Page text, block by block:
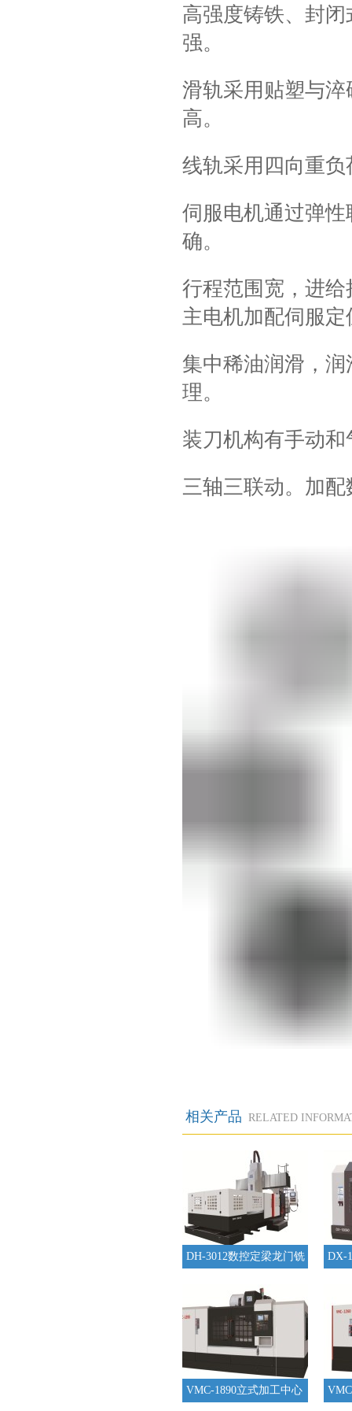
高强度铸铁、封
强。
滑轨采用贴塑与
高。
线轨采用四向重
伺服电机通过弹
确。
行程范围宽，进
主电机加配伺服
集中稀油润滑，
理。
装刀机构有手动
三轴三联动。加
相关产品 RELATED
DH-3012数控定梁龙门铣 DX-
VMC-1890立式加工中心